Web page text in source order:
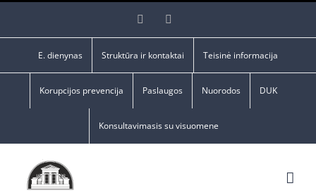
Facebook
E. dienynas Struktūra ir kontaktai Teisinė informacija
Korupcijos prevencija Paslaugos Nuorodos DUK
Konsultavimasis su visuomene